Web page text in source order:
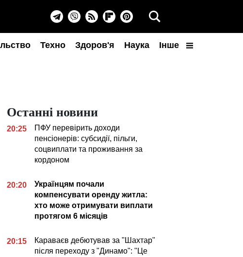
Техно Здоров'я Наука Інше
Останні новини
20:25
ПФУ перевірить доходи
пенсіонерів: субсидії, пільги,
соцвиплати та проживання за
кордоном
20:20
Українцям почали
компенсувати оренду житла:
хто може отримувати виплати
протягом 6 місяців
20:15
Караваєв дебютував за "Шахтар"
після переходу з "Динамо": "Це